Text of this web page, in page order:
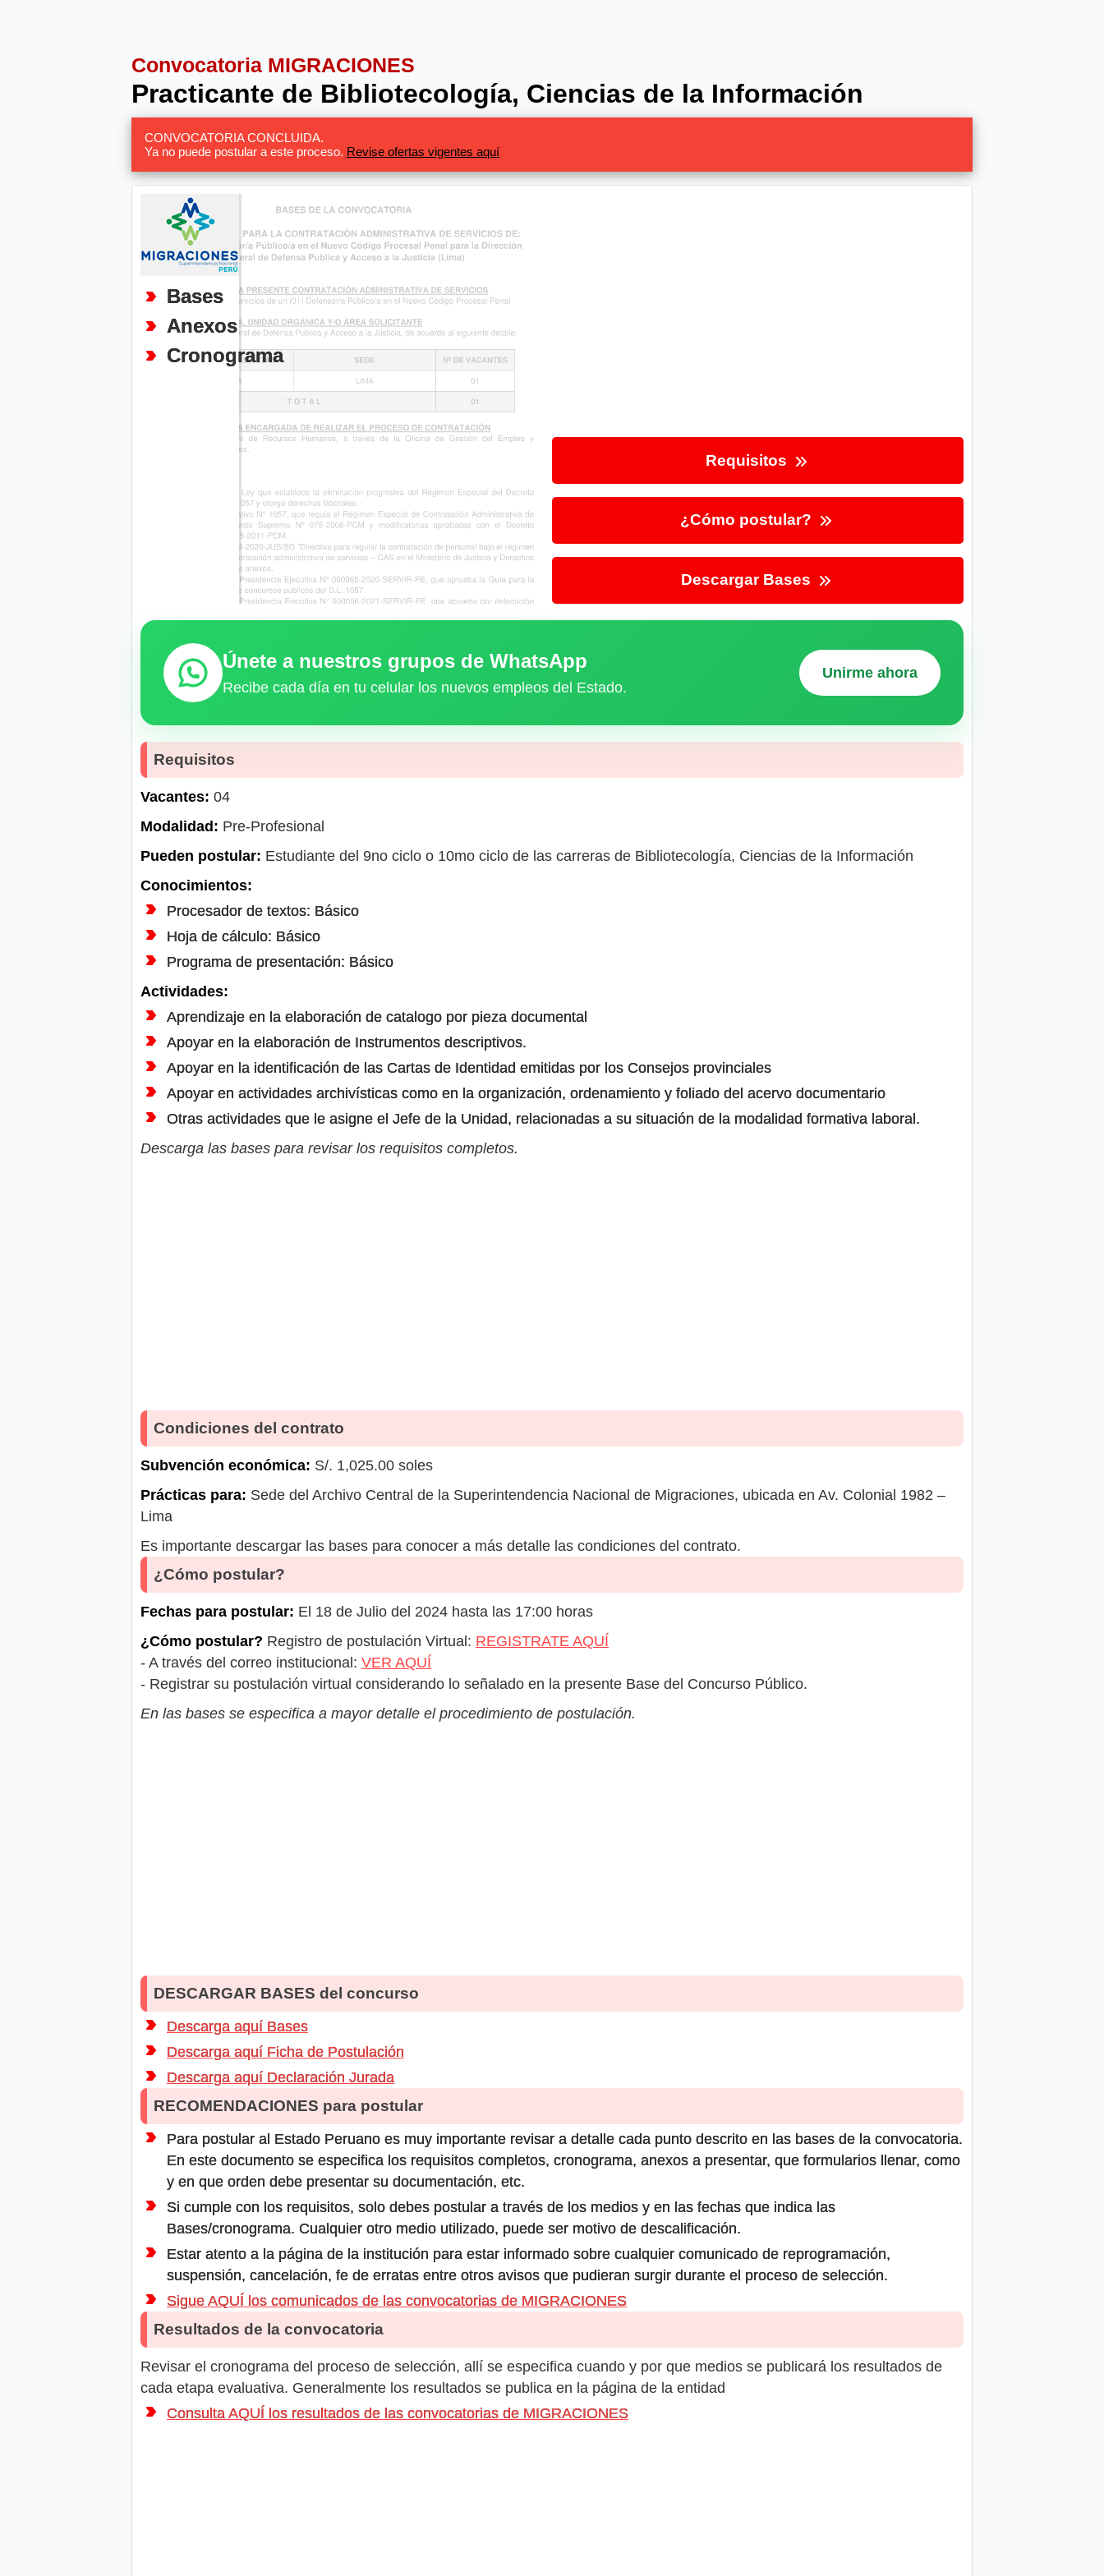
Convocatoria MIGRACIONES
Practicante de Bibliotecología, Ciencias de la Información
CONVOCATORIA CONCLUIDA.
Ya no puede postular a este proceso. Revise ofertas vigentes aquí
Bases
Anexos
Cronograma
Requisitos
¿Cómo postular?
Descargar Bases
Únete a nuestros grupos de WhatsApp
Recibe cada día en tu celular los nuevos empleos del Estado.
Unirme ahora
Requisitos
Vacantes: 04
Modalidad: Pre-Profesional
Pueden postular: Estudiante del 9no ciclo o 10mo ciclo de las carreras de Bibliotecología, Ciencias de la Información
Conocimientos:
Procesador de textos: Básico
Hoja de cálculo: Básico
Programa de presentación: Básico
Actividades:
Aprendizaje en la elaboración de catalogo por pieza documental
Apoyar en la elaboración de Instrumentos descriptivos.
Apoyar en la identificación de las Cartas de Identidad emitidas por los Consejos provinciales
Apoyar en actividades archivísticas como en la organización, ordenamiento y foliado del acervo documentario
Otras actividades que le asigne el Jefe de la Unidad, relacionadas a su situación de la modalidad formativa laboral.
Descarga las bases para revisar los requisitos completos.
Condiciones del contrato
Subvención económica: S/. 1,025.00 soles
Prácticas para: Sede del Archivo Central de la Superintendencia Nacional de Migraciones, ubicada en Av. Colonial 1982 –
Lima
Es importante descargar las bases para conocer a más detalle las condiciones del contrato.
¿Cómo postular?
Fechas para postular: El 18 de Julio del 2024 hasta las 17:00 horas
¿Cómo postular? Registro de postulación Virtual: REGISTRATE AQUÍ
- A través del correo institucional: VER AQUÍ
- Registrar su postulación virtual considerando lo señalado en la presente Base del Concurso Público.
En las bases se especifica a mayor detalle el procedimiento de postulación.
DESCARGAR BASES del concurso
Descarga aquí Bases
Descarga aquí Ficha de Postulación
Descarga aquí Declaración Jurada
RECOMENDACIONES para postular
Para postular al Estado Peruano es muy importante revisar a detalle cada punto descrito en las bases de la convocatoria.
En este documento se especifica los requisitos completos, cronograma, anexos a presentar, que formularios llenar, como
y en que orden debe presentar su documentación, etc.
Si cumple con los requisitos, solo debes postular a través de los medios y en las fechas que indica las
Bases/cronograma. Cualquier otro medio utilizado, puede ser motivo de descalificación.
Estar atento a la página de la institución para estar informado sobre cualquier comunicado de reprogramación,
suspensión, cancelación, fe de erratas entre otros avisos que pudieran surgir durante el proceso de selección.
Sigue AQUÍ los comunicados de las convocatorias de MIGRACIONES
Resultados de la convocatoria
Revisar el cronograma del proceso de selección, allí se especifica cuando y por que medios se publicará los resultados de
cada etapa evaluativa. Generalmente los resultados se publica en la página de la entidad
Consulta AQUÍ los resultados de las convocatorias de MIGRACIONES